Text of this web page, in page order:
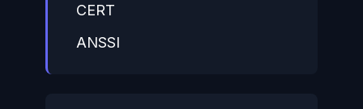
CERT
ANSSI